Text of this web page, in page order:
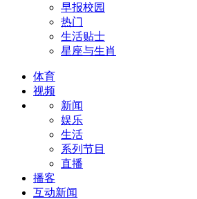
早报校园
热门
生活贴士
星座与生肖
体育
视频
新闻
娱乐
生活
系列节目
直播
播客
互动新闻